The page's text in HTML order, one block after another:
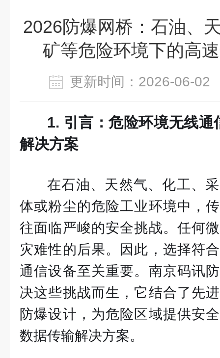
2026防爆网桥：石油、
矿等危险环境下的高
更新时间：2026-06-
1. 引言：危险环境无线
解决方案
在石油、天然气、化工、
体或粉尘的危险工业环境中，
往面临严峻的安全挑战。任何
灾难性的后果。因此，选择符
通信设备至关重要。南京码讯
决这些挑战而生，它结合了先
防爆设计，为危险区域提供安
数据传输解决方案。